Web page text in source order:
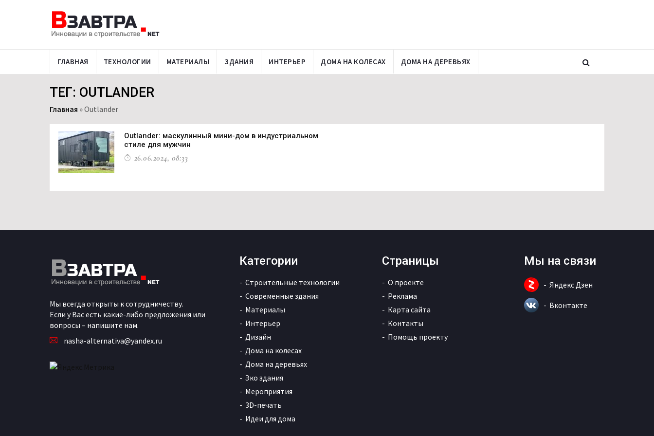
ГЛАВНАЯ ТЕХНОЛОГИИ МАТЕРИАЛЫ ЗДАНИЯ ИНТЕРЬЕР ДОМА НА КОЛЕСАХ ДОМА НА ДЕРЕВЬЯХ
ТЕГ: OUTLANDER
Главная »Outlander
Outlander: маскулинный мини-дом в индустриальном
стиле для мужчин
26.06.2024, 08:33
Мы всегда открыты к сотрудничеству.
Если у Вас есть какие-либо предложения или
вопросы – напишите нам.
nasha-alternativa@yandex.ru
Категории
Строительные технологии
Современные здания
Материалы
Интерьер
Дизайн
Дома на колесах
Дома на деревьях
Эко здания
Мероприятия
3D-печать
Идеи для дома
Страницы
О проекте
Реклама
Карта сайта
Контакты
Помощь проекту
Мы на связи
Яндекс Дзен
Вконтакте